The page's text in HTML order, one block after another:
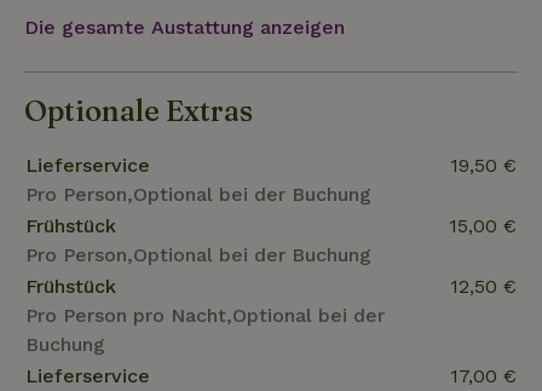
Die gesamte Austattung anzeigen
Optionale Extras
Lieferservice
Pro Person,Optional bei der Buchung
19,50 €
Frühstück
Pro Person,Optional bei der Buchung
15,00 €
Frühstück
Pro Person pro Nacht,Optional bei der
Buchung
12,50 €
Lieferservice
17,00 €